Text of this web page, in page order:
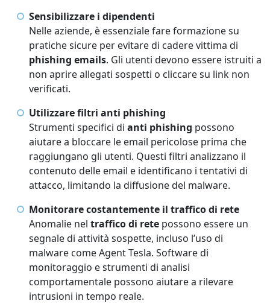
Sensibilizzare i dipendenti
Nelle aziende, è essenziale fare formazione su
pratiche sicure per evitare di cadere vittima di
phishing emails. Gli utenti devono essere istruiti a
non aprire allegati sospetti o cliccare su link non
verificati.
Utilizzare filtri anti phishing
Strumenti specifici di anti phishing possono
aiutare a bloccare le email pericolose prima che
raggiungano gli utenti. Questi filtri analizzano il
contenuto delle email e identificano i tentativi di
attacco, limitando la diffusione del malware.
Monitorare costantemente il traffico di rete
Anomalie nel traffico di rete possono essere un
segnale di attività sospette, incluso l’uso di
malware come Agent Tesla. Software di
monitoraggio e strumenti di analisi
comportamentale possono aiutare a rilevare
intrusioni in tempo reale.